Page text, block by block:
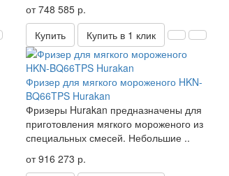
от 748 585 р.
Купить
Купить в 1 клик
Фризер для мягкого мороженого HKN-
BQ66TPS Hurakan
Фризеры Hurakan предназначены для
приготовления мягкого мороженого из
специальных смесей. Небольшие ..
от 916 273 р.